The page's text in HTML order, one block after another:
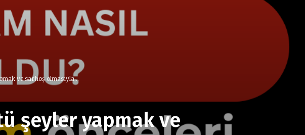
ve sarhoş olmasıyla...
şeyler yapmak ve